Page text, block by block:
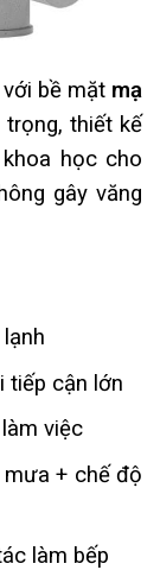
bề mặt mạ
thiết kế
học cho
gây văng
tiếp cận lớn
việc
+ chế độ
làm bếp